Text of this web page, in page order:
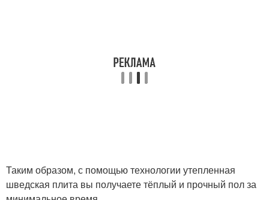
Таким образом, с помощью технологии утепленная
шведская плита вы получаете тёплый и прочный пол за